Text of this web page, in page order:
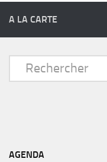
A LA CARTE
AGENDA